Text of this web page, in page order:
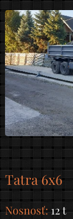
Tatra 6x6
Nosnosť:12 t